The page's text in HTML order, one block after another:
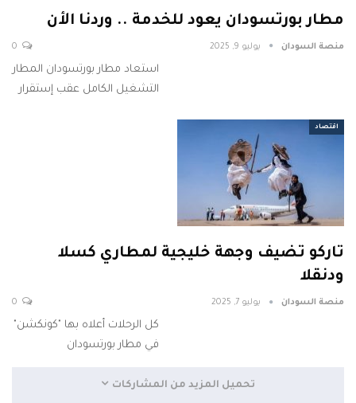
مطار بورتسودان يعود للخدمة .. وردنا الأن
منصة السودان يوليو 9, 2025
استعاد مطار بورتسودان المطار
التشغيل الكامل عقب إستقرار
اقتصاد
تاركو تضيف وجهة خليجية لمطاري كسلا
ودنقلا
منصة السودان يوليو 7, 2025
كل الرحلات أعلاه بها "كونكشن"
في مطار بورتسودان
تحميل المزيد من المشاركات